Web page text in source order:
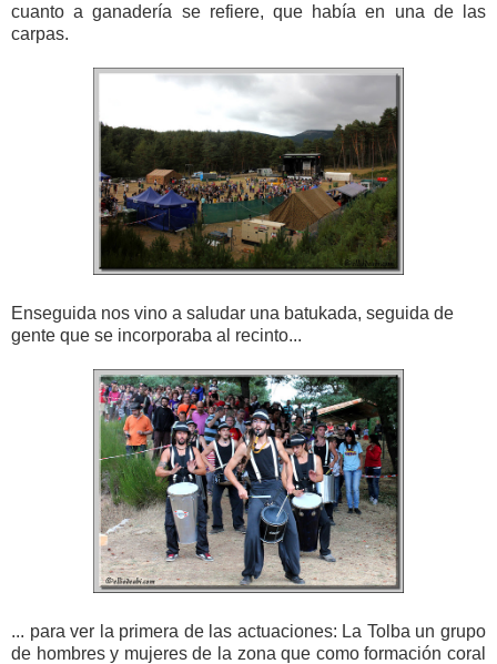
cuanto a ganadería se refiere, que había en una de las
carpas.
Enseguida nos vino a saludar una batukada, seguida de
gente que se incorporaba al recinto...
... para ver la primera de las actuaciones: La Tolba un grupo
de hombres y mujeres de la zona que como formación coral